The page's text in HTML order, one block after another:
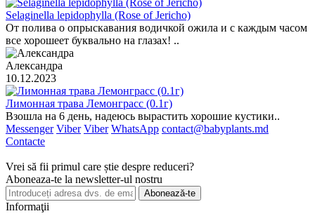
Selaginella lepidophylla (Rose of Jericho)
От полива о опрыскавания водичкой ожила и с каждым часом
все хорошеет буквально на глазах! ..
Александра
10.12.2023
Лимонная трава Лемонграсс (0.1г)
Взошла на 6 день, надеюсь вырастить хорошие кустики..
Messenger Viber Viber WhatsApp contact@babyplants.md
Contacte
Vrei să fii primul care știe despre reduceri?
Aboneaza-te la newsletter-ul nostru
Abonează-te
Informaţii